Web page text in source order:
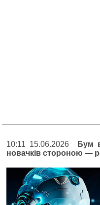
10:11 15.06.2026
Бум
новачків стороною —